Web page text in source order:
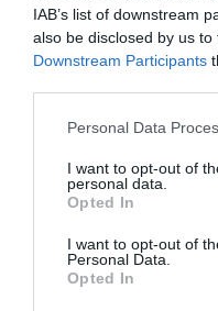
IAB’s list of downstream
also be disclosed by us
Downstream Participants
Personal Data
I want to opt-out of
personal data.
Opted In
I want to opt-out of
Personal Data.
Opted In